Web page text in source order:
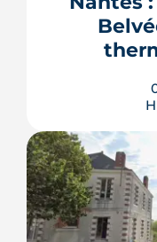
Une start-up
l'eau chaude